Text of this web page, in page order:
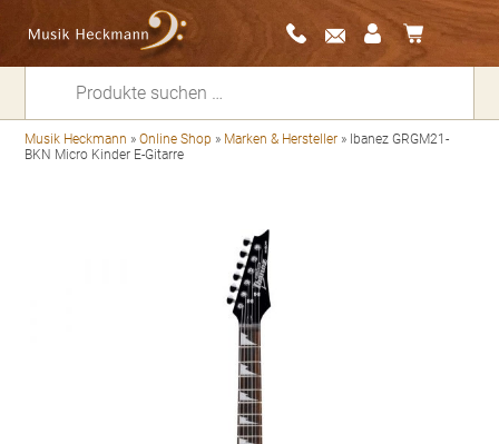
Musik Heckmann »Online Shop » Marken & Hersteller » Ibanez GRGM21-
BKN Micro Kinder E-Gitarre